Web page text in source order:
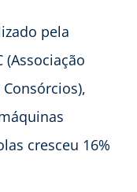
pela
(Associação
cresceu 16%